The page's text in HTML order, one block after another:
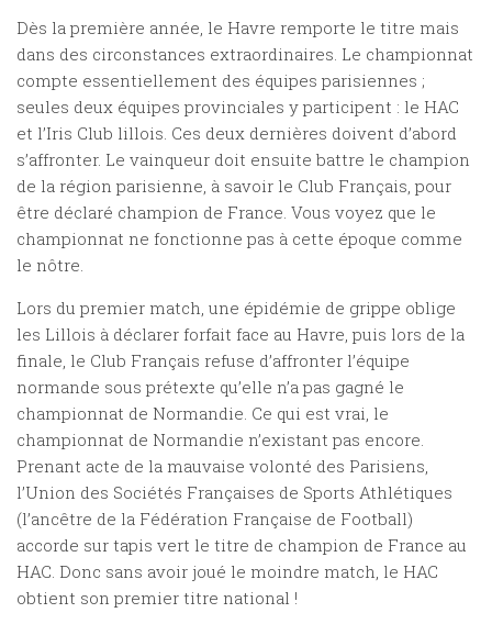
Dès la première année, le Havre remporte le titre mais
dans des circonstances extraordinaires. Le championnat
compte essentiellement des équipes parisiennes ;
seules deux équipes provinciales y participent : le HAC
et l’Iris Club lillois. Ces deux dernières doivent d’abord
s’affronter. Le vainqueur doit ensuite battre le champion
de la région parisienne, à savoir le Club Français, pour
être déclaré champion de France. Vous voyez que le
championnat ne fonctionne pas à cette époque comme
le nôtre.
Lors du premier match, une épidémie de grippe oblige
les Lillois à déclarer forfait face au Havre, puis lors de la
finale, le Club Français refuse d’affronter l’équipe
normande sous prétexte qu’elle n’a pas gagné le
championnat de Normandie. Ce qui est vrai, le
championnat de Normandie n’existant pas encore.
Prenant acte de la mauvaise volonté des Parisiens,
l’Union des Sociétés Françaises de Sports Athlétiques
(l’ancêtre de la Fédération Française de Football)
accorde sur tapis vert le titre de champion de France au
HAC. Donc sans avoir joué le moindre match, le HAC
obtient son premier titre national !